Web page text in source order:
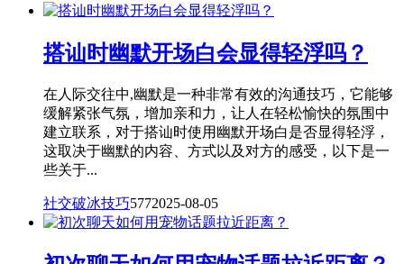
搭讪时幽默开场白会显得轻浮吗？
在人际交往中,幽默是一种非常有效的沟通技巧，它能够
缓解紧张气氛，增加亲和力，让人在轻松愉快的氛围中
建立联系，对于搭讪时使用幽默开场白是否显得轻浮，
这取决于幽默的内容、方式以及对方的感受，以下是一
些关于...
社交破冰技巧5772025-08-05